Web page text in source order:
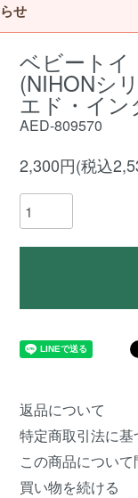
せ
ベビート
(NIHONシ
エド・イン
AED-809570
2,300円(税込
返品について
特定商取引法に
この商品につい
買い物を続ける